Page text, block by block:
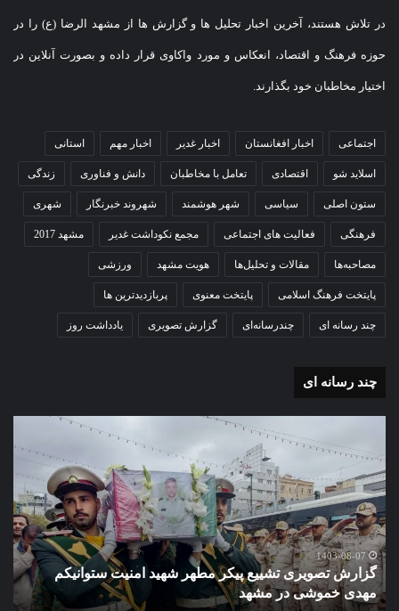
در تلاش هستند، آخرین اخبار تحلیل ها و گزارش ها از مشهد الرضا (ع) را در
حوزه فرهنگ و اقتصاد، انعکاس و مورد واکاوی قرار داده و بصورت آنلاین در
اختیار مخاطبان خود بگذارند.
اجتماعی اخبار افغانستان اخبار غدیر اخبار مهم استانی
اسلاید شو اقتصادی تعامل با مخاطبان دانش و فناوری زندگی
ستون اصلی سیاسی شهر هوشمند شهروند خبرنگار شهری
فرهنگی فعالیت های اجتماعی مجمع نکوداشت غدیر مشهد 2017
مصاحبه‌ها مقالات و تحلیل‌ها هویت مشهد ورزشی
پایتخت فرهنگ اسلامی پایتخت معنوی پربازدیدترین ها
چند رسانه ای چندرسانه‌ای گزارش تصویری یادداشت روز
چند رسانه ای
تشییع
پیکر
مطهر
شهید
امنیت
ستوانیکم
مهدی
خموشی
1403-08-07
گزارش تصویری تشییع پیکر مطهر شهید امنیت ستوانیکم
مهدی خموشی در مشهد